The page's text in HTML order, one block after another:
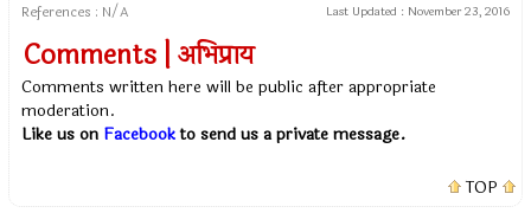
References : N/A Last Updated : November 23, 2016
Comments | अभिप्राय
Comments written here will be public after appropriate
moderation.
Like us on Facebookto send us a private message.
TOP